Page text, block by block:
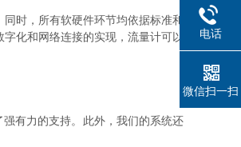
时，所有软硬件环节均依据标准和
化和网络连接的实现，流量计可以
有力的支持。此外，我们的系统还
电话
微信扫一扫